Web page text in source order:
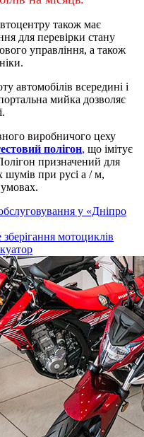
також має
для перевірки стану
управління, а також
автомобілів всередині і
мийка дозволяє
виробничого цеху
полігон, що імітує
призначений для
при русі а / м,
у «Дніпро
мотоциклів